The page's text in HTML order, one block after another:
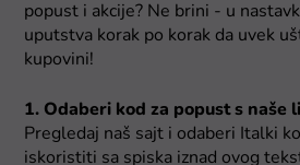
popust i akcije? Ne brini - u
uputstva korak po korak da uvek
kupovini!
1. Odaberi kod za popust s naše
Pregledaj naš sajt i odaberi Italki
iskoristiti sa spiska iznad ovog